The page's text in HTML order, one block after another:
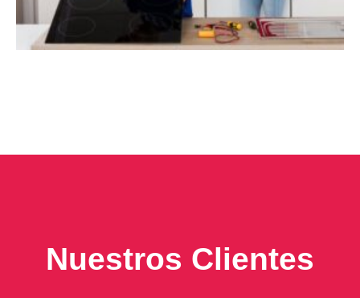
Nuestros Clientes